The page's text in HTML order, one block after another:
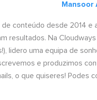
Mansoor
conteúdo desde 2014 e
resultados. Na
lidero uma equipa de
e produzimos
o que quiseres! Podes